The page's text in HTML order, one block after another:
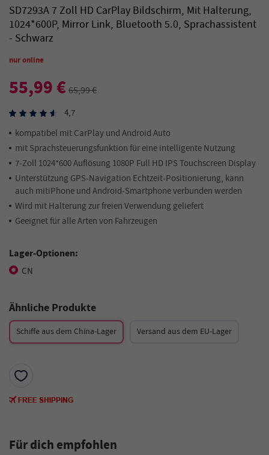
SD7293A 7 Zoll HD CarPlay Bildschirm, Mit Halterung,
1024*600P, Mirror Link, Bluetooth 5.0, Sprachassistent
- Schwarz
nur online
55,99 €65,99 €
4,7
kompatibel mit CarPlay und Android Auto
mit Sprachsteuerungsfunktion für eine intelligente Nutzung
7-Zoll 1024*600 Auflösung 1080P Full HD IPS Touchscreen Display
Unterstützung GPS-Navigation Echtzeit-Positionierung, kann
auch mitiPhone und Android-Smartphone verbunden werden
Wird mit Halterung zur freien Verwendung geliefert
Geeignet für alle Arten von Fahrzeugen
Lager-Optionen:
CN
Ähnliche Produkte
Schiffe aus dem China-Lager Versand aus dem EU-Lager
Für dich empfohlen